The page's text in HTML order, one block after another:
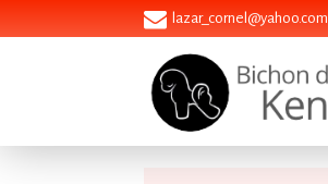
lazar_cornel@yahoo.com